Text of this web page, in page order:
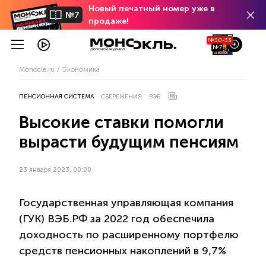
№7
Новый печатный номер уже в
продаже!
№30-33
№7
Monocle.ru Экономика
ПЕНСИОННАЯ СИСТЕМА СБЕРЕЖЕНИЯ ВЭБ
Высокие ставки помогли
вырасти будущим пенсиям
23 января 2023, 00:00
Государственная управляющая компания
(ГУК) ВЭБ.РФ за 2022 год обеспечила
доходность по расширенному портфелю
средств пенсионных накоплений в 9,7%